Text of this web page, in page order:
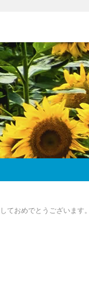
ておめでとうございます。